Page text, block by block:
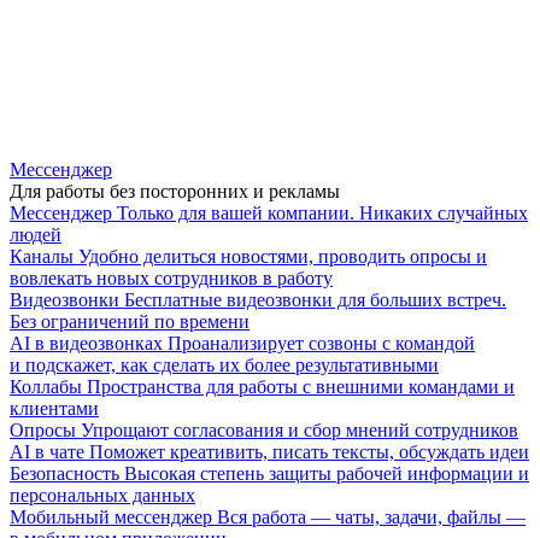
Мессенджер
Для работы без посторонних и рекламы
Мессенджер Только для вашей компании. Никаких случайных
людей
Каналы Удобно делиться новостями, проводить опросы и
вовлекать новых сотрудников в работу
Видеозвонки Бесплатные видеозвонки для больших встреч.
Без ограничений по времени
AI в видеозвонках Проанализирует созвоны с командой
и подскажет, как сделать их более результативными
Коллабы Пространства для работы с внешними командами и
клиентами
Опросы Упрощают согласования и сбор мнений сотрудников
AI в чате Поможет креативить, писать тексты, обсуждать идеи
Безопасность Высокая степень защиты рабочей информации и
персональных данных
Мобильный мессенджер Вся работа — чаты, задачи, файлы —